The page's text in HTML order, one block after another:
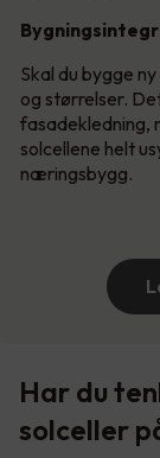
Skal du bygge
og størrelser.
fasadekledning,
solcellene helt
næringsbygg.
Har du
solceller